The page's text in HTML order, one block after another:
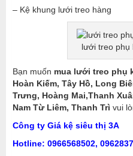
– Kệ khung lưới treo hàng
lưới treo phụ
Bạn muốn mua lưới treo phụ
Hoàn Kiếm, Tây Hồ, Long
Trưng, Hoàng Mai,Thanh
Nam Từ Liêm, Thanh Trì vui
Công ty Giá kệ siêu thị 3A
Hotline: 0966568502,